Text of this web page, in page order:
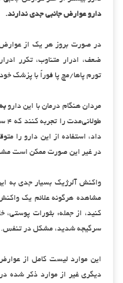
دارو عوارض جانبی جدی ندارند.
در صورت بروز هر یک از عوارض
ضعف، ادرار متناوب، تکرر
تورم پاها/مچ پا فوراً با پزشک
مردان هنگام درمان با این دارو
داد، استفاده از این دارو را
در غیر این صورت ممکن است
واکنش آلرژیک بسیار جدی به
مشاهده هرگونه علائم یک
کنید، از جمله: بثورات
سرگیجه شدید، مشکل در تنفس.
این موارد لیست کامل از
دیگری غیر از موارد ذکر شده